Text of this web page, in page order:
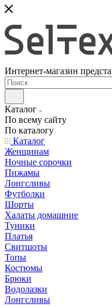
Интернет-магазин
Каталог
По всему сайту
По каталогу
Каталог
Женщинам
Ночные сорочки
Пижамы
Лонгсливы
Футболки
Шорты
Халаты домашние
Туники
Платья
Свитшоты
Топы
Костюмы
Брюки
Водолазки
Лонгсливы